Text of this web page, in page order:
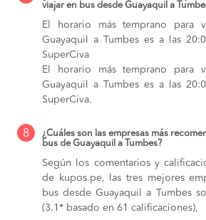
viajar en bus desde Guayaquil a
El horario más temprano para
Guayaquil a Tumbes es a las
SuperCiva
El horario más temprano para
Guayaquil a Tumbes es a las
SuperCiva.
8
¿Cuáles son las empresas más
bus de Guayaquil a Tumbes?
Según los comentarios y
de kupos.pe, las tres mejores
bus desde Guayaquil a Tumbes
(3.1* basado en 61 calificaciones),